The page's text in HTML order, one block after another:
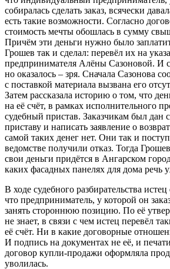
собиралась сделать заказ, всячески
есть такие возможности. Согласно
стоимость мечты обошлась в сумму
Причём эти деньги нужно было
Грошев так и сделал: перевёл их на
предпринимателя Алёны Сазоновой. И
но оказалось – зря. Сначала Сазонова
с поставкой материала вызвана его
Затем рассказала историю о том, что
на её счёт, в рамках исполнительного
судебный пристав. Заказчикам был дан
приставу и написать заявление о
самой таких денег нет. Они так и
ведомстве получили отказ. Тогда
свои деньги придётся в Ангарском
каких фасадных панелях для дома речь
В ходе судебного разбирательства
что предприниматель, у которой он
занять стороннюю позицию. По её
не знает, в связи с чем истец перевёл
её счёт. Ни в какие договорные
И подпись на документах не её, и
договор купли-продажи оформляла
уволилась.